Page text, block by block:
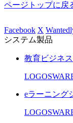
ページトップに戻
Facebook X
システム製品
教育ビジネ
eラーニング